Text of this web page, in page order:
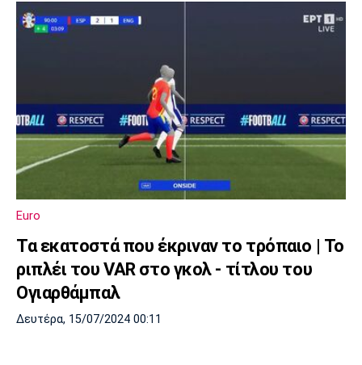
Euro
Τα εκατοστά που έκριναν το τρόπαιο | Το
ριπλέι του VAR στο γκολ - τίτλου του
Ογιαρθάμπαλ
Δευτέρα, 15/07/2024 00:11